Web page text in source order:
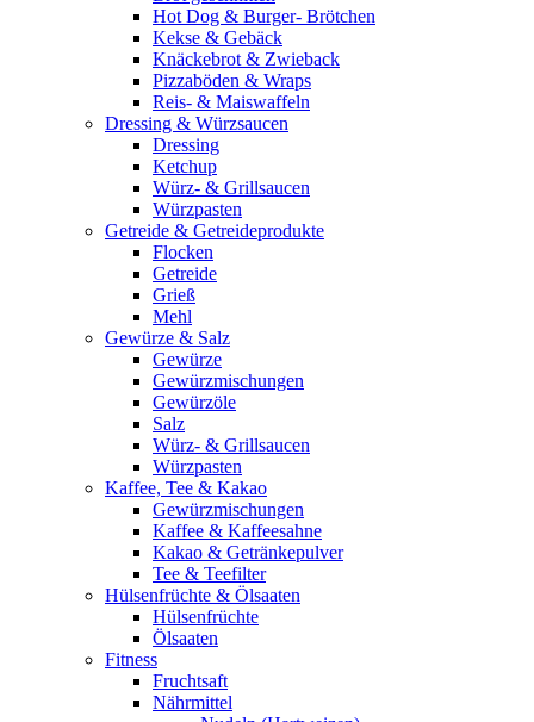
Hot Dog & Burger- Brötchen
Kekse & Gebäck
Knäckebrot & Zwieback
Pizzaböden & Wraps
Reis- & Maiswaffeln
Dressing & Würzsaucen
Dressing
Ketchup
Würz- & Grillsaucen
Würzpasten
Getreide & Getreideprodukte
Flocken
Getreide
Grieß
Mehl
Gewürze & Salz
Gewürze
Gewürzmischungen
Gewürzöle
Salz
Würz- & Grillsaucen
Würzpasten
Kaffee, Tee & Kakao
Gewürzmischungen
Kaffee & Kaffeesahne
Kakao & Getränkepulver
Tee & Teefilter
Hülsenfrüchte & Ölsaaten
Hülsenfrüchte
Ölsaaten
Fitness
Fruchtsaft
Nährmittel